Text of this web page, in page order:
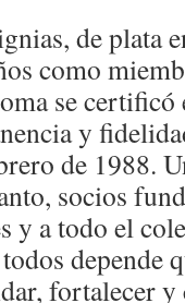
de plata
como
se
y
de 1988.
socios
y a todo el
depende
fortalecer